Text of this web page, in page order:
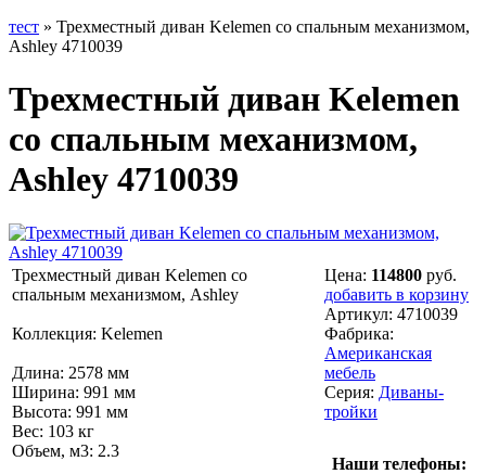
тест » Трехместный диван Kelemen со спальным механизмом,
Ashley 4710039
Трехместный диван Kelemen
со спальным механизмом,
Ashley 4710039
Трехместный диван Kelemen со
спальным механизмом, Ashley
Коллекция: Kelemen
Длина: 2578 мм
Ширина: 991 мм
Высота: 991 мм
Вес: 103 кг
Объем, м3: 2.3
Цена: 114800 руб.
добавить в корзину
Артикул: 4710039
Фабрика:
Американская
мебель
Серия: Диваны-
тройки
Наши телефоны: